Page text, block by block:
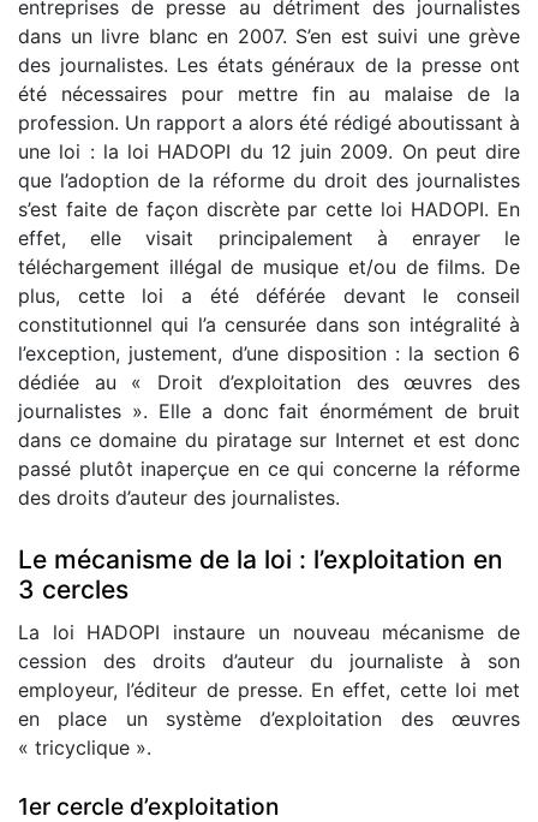
entreprises de presse au détriment des journalistes
dans un livre blanc en 2007. S’en est suivi une grève
des journalistes. Les états généraux de la presse ont
été nécessaires pour mettre fin au malaise de la
profession. Un rapport a alors été rédigé aboutissant à
une loi : la loi HADOPI du 12 juin 2009. On peut dire
que l’adoption de la réforme du droit des journalistes
s’est faite de façon discrète par cette loi HADOPI. En
effet, elle visait principalement à enrayer le
téléchargement illégal de musique et/ou de films. De
plus, cette loi a été déférée devant le conseil
constitutionnel qui l’a censurée dans son intégralité à
l’exception, justement, d’une disposition : la section 6
dédiée au « Droit d’exploitation des œuvres des
journalistes ». Elle a donc fait énormément de bruit
dans ce domaine du piratage sur Internet et est donc
passé plutôt inaperçue en ce qui concerne la réforme
des droits d’auteur des journalistes.
Le mécanisme de la loi : l’exploitation en
3 cercles
La loi HADOPI instaure un nouveau mécanisme de
cession des droits d’auteur du journaliste à son
employeur, l’éditeur de presse. En effet, cette loi met
en place un système d’exploitation des œuvres
« tricyclique ».
1er cercle d’exploitation